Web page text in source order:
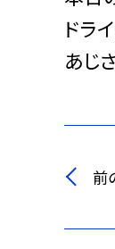
ドラ
あじ
前